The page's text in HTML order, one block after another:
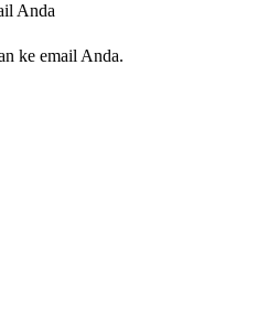
Anda
ke email Anda.